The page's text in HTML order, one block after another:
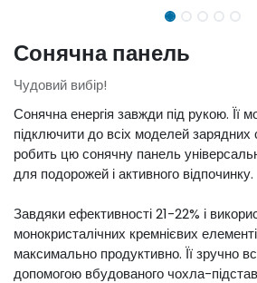
Сонячна панель
Чудовий вибір!
Сонячна енергія завжди під рукою. Її
підключити до всіх моделей
робить цю сонячну панель
для подорожей і активного відпочинку.
Завдяки ефективності 21-22% і
монокристалічних кремнієвих
максимально продуктивно. Її зручно
допомогою вбудованого чохла-